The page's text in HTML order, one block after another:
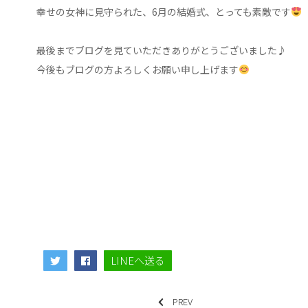
幸せの女神に見守られた、6月の結婚式、とっても素敵です
最後までブログを見ていただきありがとうございました♪
今後もブログの方よろしくお願い申し上げます
LINEへ送る
PREV